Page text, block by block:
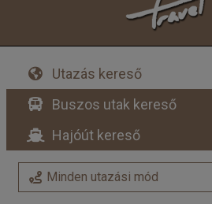
Utazás kereső
Buszos utak kereső
Hajóút kereső